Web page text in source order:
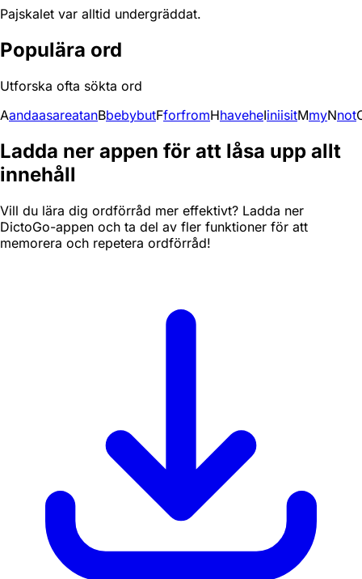
Pajskalet var alltid undergräddat.
Populära ord
Utforska ofta sökta ord
AandaasareatanBbebybutFforfromHhaveheIiniisitMmyNnot
Ladda ner appen för att låsa upp allt
innehåll
Vill du lära dig ordförråd mer effektivt? Ladda ner
DictoGo-appen och ta del av fler funktioner för att
memorera och repetera ordförråd!